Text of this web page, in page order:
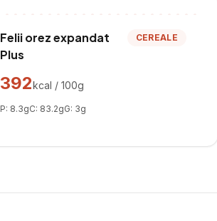
Felii orez expandat
Plus
CEREALE
392kcal / 100g
P: 8.3gC: 83.2gG: 3g